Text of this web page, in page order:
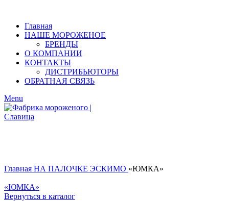
Главная
НАШЕ МОРОЖЕНОЕ
БРЕНДЫ
О КОМПАНИИ
КОНТАКТЫ
ДИСТРИБЬЮТОРЫ
ОБРАТНАЯ СВЯЗЬ
Menu
Главная НА ПАЛОЧКЕ ЭСКИМО «ЮМКА»
«ЮМКА»
Вернуться в каталог